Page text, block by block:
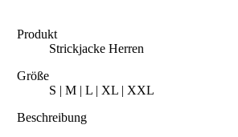
Produkt
Strickjacke Herren
Größe
S | M | L | XL | XXL
Beschreibung